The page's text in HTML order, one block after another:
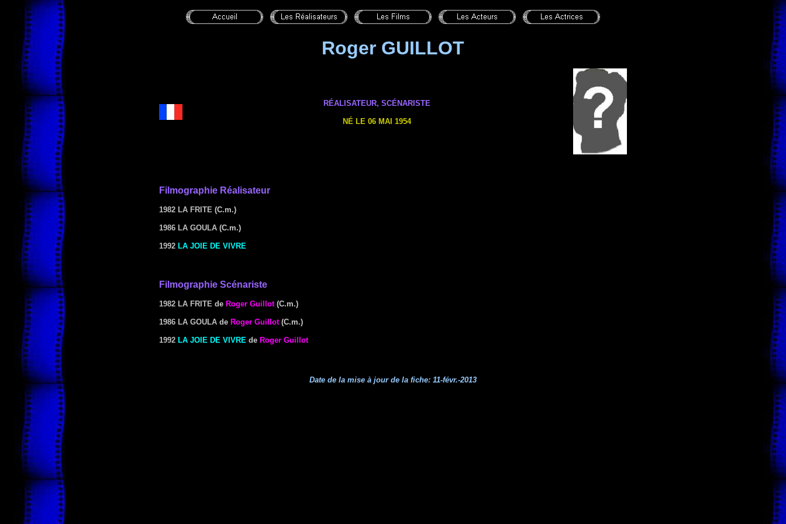
Roger GUILLOT
RÉALISATEUR, SCÉNARISTE
NÉ LE 06 MAI 1954
Filmographie Réalisateur
1982 LA FRITE (C.m.)
1986 LA GOULA (C.m.)
1992 LA JOIE DE VIVRE
Filmographie Scénariste
1982 LA FRITE de Roger Guillot(C.m.)
1986 LA GOULA de Roger Guillot(C.m.)
1992 LA JOIE DE VIVRE de Roger Guillot
Date de la mise à jour de la fiche: 11-févr.-2013